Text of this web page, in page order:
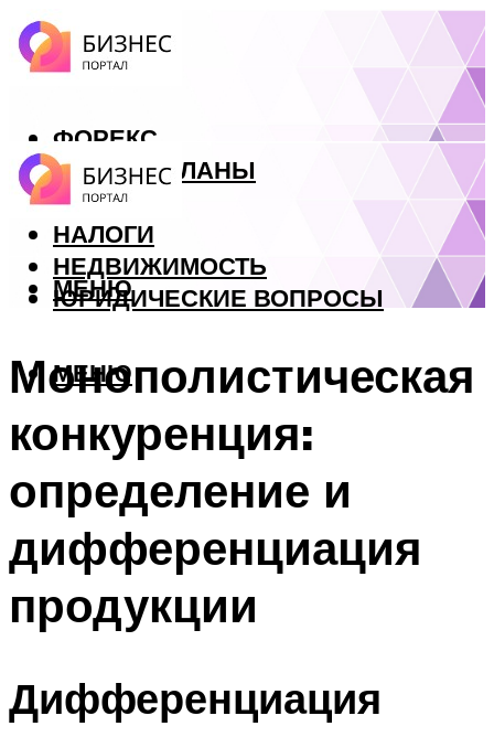
ФОРЕКС
БИЗНЕС ПЛАНЫ
КРЕДИТЫ
НАЛОГИ
НЕДВИЖИМОСТЬ
ЮРИДИЧЕСКИЕ ВОПРОСЫ
МЕНЮ
МЕНЮ
Монополистическая
конкуренция:
определение и
дифференциация
продукции
Дифференциация